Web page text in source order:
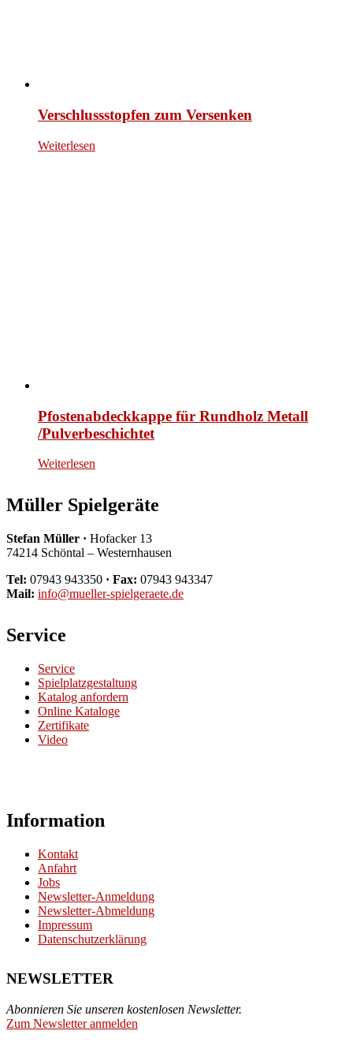
Verschlussstopfen zum Versenken
Weiterlesen
Pfostenabdeckkappe für Rundholz Metall
/Pulverbeschichtet
Weiterlesen
Müller Spielgeräte
Stefan Müller · Hofacker 13
74214 Schöntal – Westernhausen
Tel: 07943 943350 · Fax: 07943 943347
Mail: info@mueller-spielgeraete.de
Service
Service
Spielplatzgestaltung
Katalog anfordern
Online Kataloge
Zertifikate
Video
Information
Kontakt
Anfahrt
Jobs
Newsletter-Anmeldung
Newsletter-Abmeldung
Impressum
Datenschutzerklärung
NEWSLETTER
Abonnieren Sie unseren kostenlosen Newsletter.
Zum Newsletter anmelden